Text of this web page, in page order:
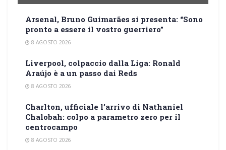
Arsenal, Bruno Guimarães si presenta: “Sono
pronto a essere il vostro guerriero”
8 AGOSTO 2026
Liverpool, colpaccio dalla Liga: Ronald
Araújo è a un passo dai Reds
8 AGOSTO 2026
Charlton, ufficiale l’arrivo di Nathaniel
Chalobah: colpo a parametro zero per il
centrocampo
8 AGOSTO 2026